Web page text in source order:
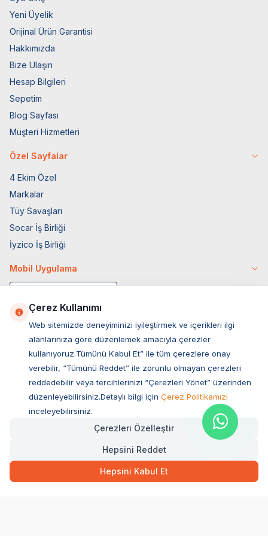
Yeni Üyelik
Orijinal Ürün Garantisi
Hakkımızda
Bize Ulaşın
Hesap Bilgileri
Sepetim
Blog Sayfası
Müşteri Hizmetleri
Özel Sayfalar
4 Ekim Özel
Markalar
Tüy Savaşları
Socar İş Birliği
İyzico İş Birliği
Mobil Uygulama
Müşteri Hizmetleri
Sıkça Sorulan Sorular
Ovacık Mah. Hacıoğlu Sok. No:13 Başiskele / KOCAELİ
Müşteri Destek Hattı
Çerez Kullanımı
Web sitemizde deneyiminizi iyileştirmek ve içerikleri ilgi
alanlarınıza göre düzenlemek amacıyla çerezler
kullanıyoruz.Tümünü Kabul Et” ile tüm çerezlere onay
verebilir, “Tümünü Reddet” ile zorunlu olmayan çerezleri
reddedebilir veya tercihlerinizi “Çerezleri Yönet” üzerinden
düzenleyebilirsiniz.Detaylı bilgi için Çerez Politikamızı
inceleyebilirsiniz.
Çerezleri Özelleştir
Hepsini Reddet
Hepsini Kabul Et